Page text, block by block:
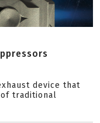
device that
traditional